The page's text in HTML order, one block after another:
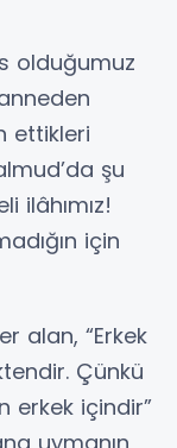
olduğumuz
ettikleri
şu
ilâhımız!
için
alan, “Erkek
Çünkü
erkek içindir”